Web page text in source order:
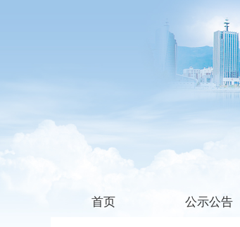
首页 公示公告